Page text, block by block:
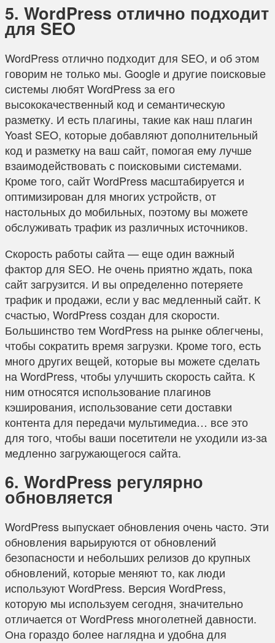
5. WordPress отлично подходит
для SEO
WordPress отлично подходит для SEO, и об этом
говорим не только мы. Google и другие поисковые
системы любят WordPress за его
высококачественный код и семантическую
разметку. И есть плагины, такие как наш плагин
Yoast SEO, которые добавляют дополнительный
код и разметку на ваш сайт, помогая ему лучше
взаимодействовать с поисковыми системами.
Кроме того, сайт WordPress масштабируется и
оптимизирован для многих устройств, от
настольных до мобильных, поэтому вы можете
обслуживать трафик из различных источников.
Скорость работы сайта — еще один важный
фактор для SEO. Не очень приятно ждать, пока
сайт загрузится. И вы определенно потеряете
трафик и продажи, если у вас медленный сайт. К
счастью, WordPress создан для скорости.
Большинство тем WordPress на рынке облегчены,
чтобы сократить время загрузки. Кроме того, есть
много других вещей, которые вы можете сделать
на WordPress, чтобы улучшить скорость сайта. К
ним относятся использование плагинов
кэширования, использование сети доставки
контента для передачи мультимедиа… все это
для того, чтобы ваши посетители не уходили из-за
медленно загружающегося сайта.
6. WordPress регулярно
обновляется
WordPress выпускает обновления очень часто. Эти
обновления варьируются от обновлений
безопасности и небольших релизов до крупных
обновлений, которые меняют то, как люди
используют WordPress. Версия WordPress,
которую мы используем сегодня, значительно
отличается от WordPress многолетней давности.
Она гораздо более наглядна и удобна для